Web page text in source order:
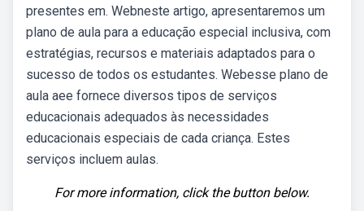
presentes em. Webneste artigo, apresentaremos um
plano de aula para a educação especial inclusiva, com
estratégias, recursos e materiais adaptados para o
sucesso de todos os estudantes. Webesse plano de
aula aee fornece diversos tipos de serviços
educacionais adequados às necessidades
educacionais especiais de cada criança. Estes
serviços incluem aulas.
For more information, click the button below.